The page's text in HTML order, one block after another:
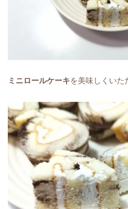
ミニロールケーキを美味しくいた